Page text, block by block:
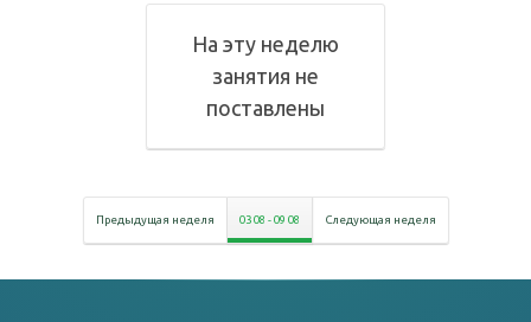
На эту неделю
занятия не
поставлены
Предыдущая неделя 03 08 -09 08 Следующая неделя